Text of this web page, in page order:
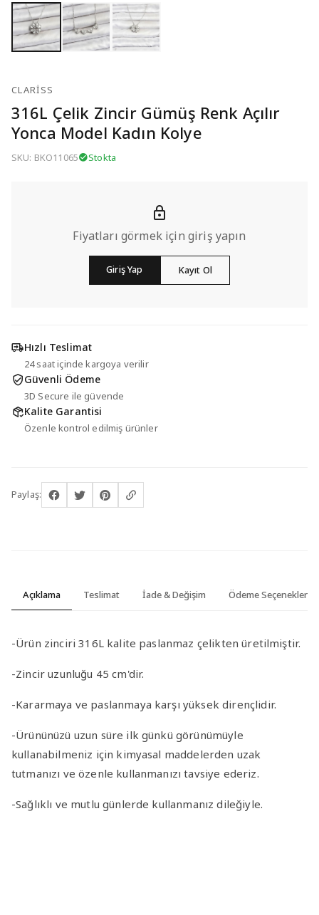
CLARISS
316L Çelik Zincir Gümüş Renk Açılır
Yonca Model Kadın Kolye
SKU: BKO11065 Stokta
Fiyatları görmek için giriş yapın
Giriş Yap Kayıt Ol
Hızlı Teslimat
24 saat içinde kargoya verilir
Güvenli Ödeme
3D Secure ile güvende
Kalite Garantisi
Özenle kontrol edilmiş ürünler
Paylaş:
Açıklama Teslimat İade & Değişim Ödeme Seçenekleri
-Ürün zinciri 316L kalite paslanmaz çelikten üretilmiştir.
-Zincir uzunluğu 45 cm'dir.
-Kararmaya ve paslanmaya karşı yüksek dirençlidir.
-Ürününüzü uzun süre ilk günkü görünümüyle
kullanabilmeniz için kimyasal maddelerden uzak
tutmanızı ve özenle kullanmanızı tavsiye ederiz.
-Sağlıklı ve mutlu günlerde kullanmanız dileğiyle.